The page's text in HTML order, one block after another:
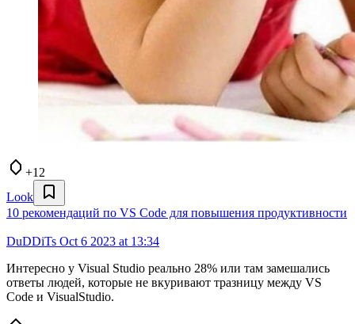
+12
Look
10 рекомендаций по VS Code для повышения продуктивности
DuDDiTs Oct 6 2023 at 13:34
Интересно у Visual Studio реально 28% или там замешались
ответы людей, которые не вкуривают тразницу между VS
Code и VisualStudio.